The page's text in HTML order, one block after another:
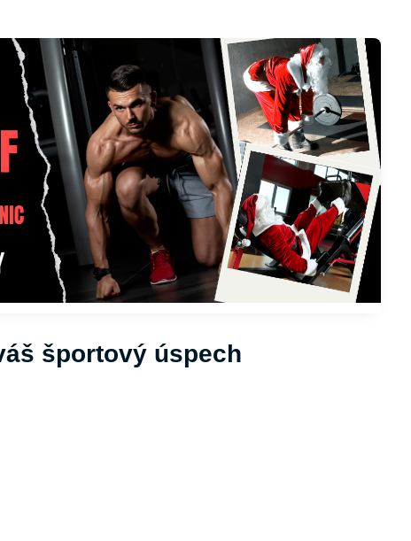
športový úspech